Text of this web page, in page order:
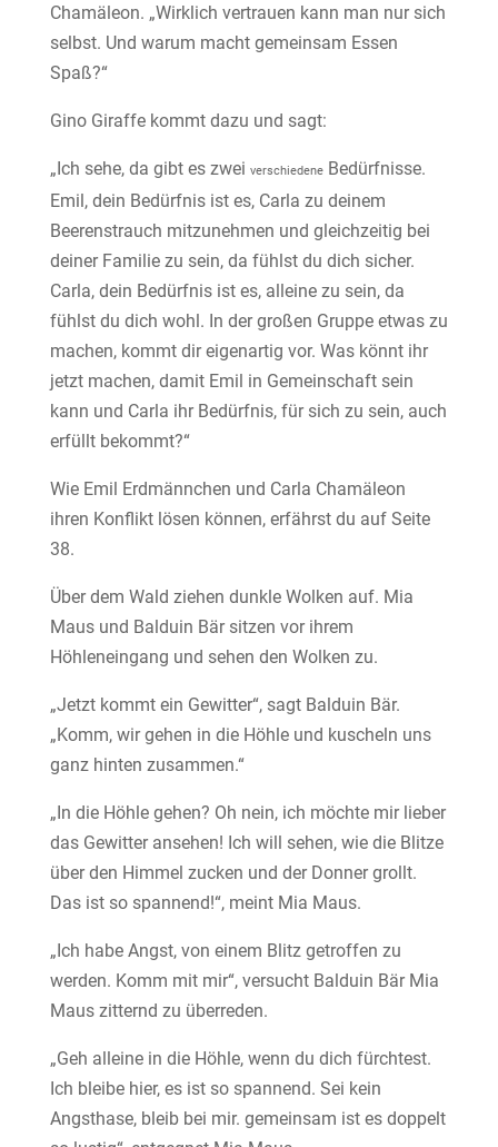
Chamäleon. „Wirklich vertrauen kann man nur sich
selbst. Und warum macht gemeinsam Essen
Spaß?“
Gino Giraffe kommt dazu und sagt:
„Ich sehe, da gibt es zwei verschiedeneBedürfnisse.
Emil, dein Bedürfnis ist es, Carla zu deinem
Beerenstrauch mitzunehmen und gleichzeitig bei
deiner Familie zu sein, da fühlst du dich sicher.
Carla, dein Bedürfnis ist es, alleine zu sein, da
fühlst du dich wohl. In der großen Gruppe etwas zu
machen, kommt dir eigenartig vor. Was könnt ihr
jetzt machen, damit Emil in Gemeinschaft sein
kann und Carla ihr Bedürfnis, für sich zu sein, auch
erfüllt bekommt?“
Wie Emil Erdmännchen und Carla Chamäleon
ihren Konflikt lösen können, erfährst du auf Seite
38.
Über dem Wald ziehen dunkle Wolken auf. Mia
Maus und Balduin Bär sitzen vor ihrem
Höhleneingang und sehen den Wolken zu.
„Jetzt kommt ein Gewitter“, sagt Balduin Bär.
„Komm, wir gehen in die Höhle und kuscheln uns
ganz hinten zusammen.“
„In die Höhle gehen? Oh nein, ich möchte mir lieber
das Gewitter ansehen! Ich will sehen, wie die Blitze
über den Himmel zucken und der Donner grollt.
Das ist so spannend!“, meint Mia Maus.
„Ich habe Angst, von einem Blitz getroffen zu
werden. Komm mit mir“, versucht Balduin Bär Mia
Maus zitternd zu überreden.
„Geh alleine in die Höhle, wenn du dich fürchtest.
Ich bleibe hier, es ist so spannend. Sei kein
Angsthase, bleib bei mir. gemeinsam ist es doppelt